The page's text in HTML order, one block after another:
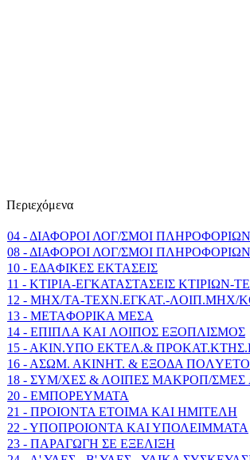
Περιεχόμενα
04 - ΔΙΑΦΟΡΟΙ ΛΟΓ/ΣΜΟΙ
08 - ΔΙΑΦΟΡΟΙ ΛΟΓ/ΣΜΟΙ ΠΛΗΡΟΦΟΡΙΩΝ
10 - EΔAΦIKEΣ EKTAΣEIΣ
11 - KTIPIA-EΓKATAΣTAΣEIΣ KTIPIΩN-
12 - MHX/TA-TEXN.EΓKAT.-
13 - METAΦOPIKA MEΣA
14 - EΠIΠΛA KAI ΛOIΠOΣ EΞOΠΛIΣMOΣ
15 - AKIN.YΠO EKTEΛ.&
16 - AΣΩM. AKINHT. & EΞOΔA
18 - ΣYM/XEΣ & ΛOIΠEΣ MAKPOΠ/
20 - ΕΜΠΟΡΕΥΜΑΤΑ
21 - ΠΡΟΙΟΝΤΑ ΕΤΟΙΜΑ ΚΑΙ ΗΜΙΤΕΛΗ
22 - ΥΠΟΠΡΟΙΟΝΤΑ ΚΑΙ ΥΠΟΛΕΙΜΜΑΤΑ
23 - ΠΑΡΑΓΩΓΗ ΣΕ ΕΞΕΛΙΞΗ